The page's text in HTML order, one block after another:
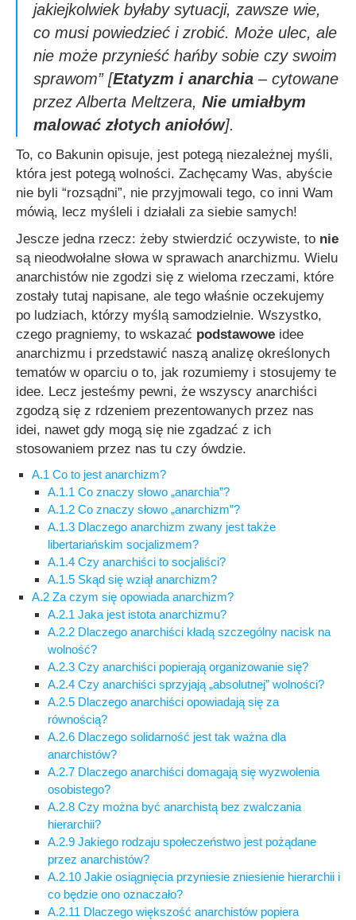
jakiejkolwiek byłaby sytuacji, zawsze wie,
co musi powiedzieć i zrobić. Może ulec, ale
nie może przynieść hańby sobie czy swoim
sprawom”[Etatyzm i anarchia – cytowane
przez Alberta Meltzera, Nie umiałbym
malować złotych aniołów].
To, co Bakunin opisuje, jest potegą niezależnej myśli,
która jest potegą wolności. Zachęcamy Was, abyście
nie byli “rozsądni”, nie przyjmowali tego, co inni Wam
mówią, lecz myśleli i działali za siebie samych!
Jescze jedna rzecz: żeby stwierdzić oczywiste, to nie
są nieodwołalne słowa w sprawach anarchizmu. Wielu
anarchistów nie zgodzi się z wieloma rzeczami, które
zostały tutaj napisane, ale tego właśnie oczekujemy
po ludziach, którzy myślą samodzielnie. Wszystko,
czego pragniemy, to wskazać podstawowe idee
anarchizmu i przedstawić naszą analizę określonych
tematów w oparciu o to, jak rozumiemy i stosujemy te
idee. Lecz jesteśmy pewni, że wszyscy anarchiści
zgodzą się z rdzeniem prezentowanych przez nas
idei, nawet gdy mogą się nie zgadzać z ich
stosowaniem przez nas tu czy ówdzie.
A.1 Co to jest anarchizm?
A.1.1 Co znaczy słowo „anarchia”?
A.1.2 Co znaczy słowo „anarchizm”?
A.1.3 Dlaczego anarchizm zwany jest także
libertariańskim socjalizmem?
A.1.4 Czy anarchiści to socjaliści?
A.1.5 Skąd się wziął anarchizm?
A.2 Za czym się opowiada anarchizm?
A.2.1 Jaka jest istota anarchizmu?
A.2.2 Dlaczego anarchiści kładą szczególny nacisk na
wolność?
A.2.3 Czy anarchiści popierają organizowanie się?
A.2.4 Czy anarchiści sprzyjają „absolutnej” wolności?
A.2.5 Dlaczego anarchiści opowiadają się za
równością?
A.2.6 Dlaczego solidarność jest tak ważna dla
anarchistów?
A.2.7 Dlaczego anarchiści domagają się wyzwolenia
osobistego?
A.2.8 Czy można być anarchistą bez zwalczania
hierarchii?
A.2.9 Jakiego rodzaju społeczeństwo jest pożądane
przez anarchistów?
A.2.10 Jakie osiągnięcia przyniesie zniesienie hierarchii i
co będzie ono oznaczało?
A.2.11 Dlaczego większość anarchistów popiera